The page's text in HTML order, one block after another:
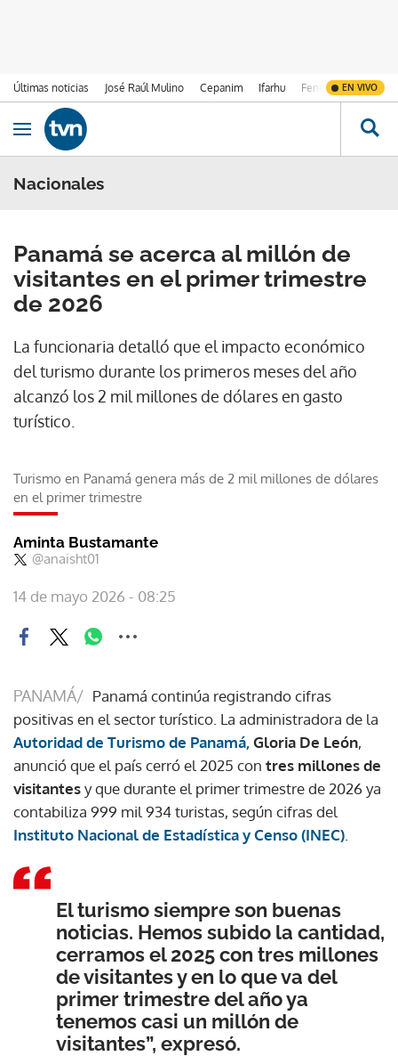
Últimas noticias José Raúl Mulino Cepanim Ifarhu Fenómeno de El
EN VIVO
Ir al contenido
Obrir navegació
Nacionales
Panamá se acerca al millón de
visitantes en el primer trimestre
de 2026
La funcionaria detalló que el impacto económico
del turismo durante los primeros meses del año
alcanzó los 2 mil millones de dólares en gasto
turístico.
Turismo en Panamá genera más de 2 mil millones de dólares
en el primer trimestre
Aminta Bustamante
@anaisht01
14 de mayo 2026 - 08:25
PANAMÁ/ Panamá continúa registrando cifras
positivas en el sector turístico. La administradora de la
Autoridad de Turismo de Panamá,Gloria De León,
anunció que el país cerró el 2025 con tres millones de
visitantesy que durante el primer trimestre de 2026 ya
contabiliza 999 mil 934 turistas, según cifras del
Instituto Nacional de Estadística y Censo (INEC)
El turismo siempre son buenas
noticias. Hemos subido la cantidad,
cerramos el 2025 con tres millones
de visitantes y en lo que va del
primer trimestre del año ya
tenemos casi un millón de
visitantes”, expresó.